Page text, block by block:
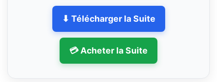
⬇ Télécharger la Suite
💳 Acheter la Suite